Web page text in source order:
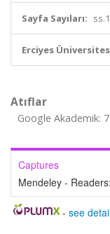
Sayfa Sayıları:
Erciyes
Atıflar
Google Akademik: 7
Captures
Mendeley - Readers:
- see